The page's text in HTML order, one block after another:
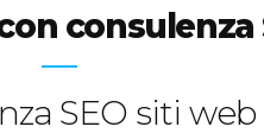
consulenza
SEO siti